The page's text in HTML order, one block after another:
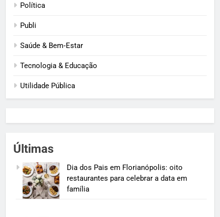
Política
Publi
Saúde & Bem‑Estar
Tecnologia & Educação
Utilidade Pública
Últimas
Dia dos Pais em Florianópolis: oito
restaurantes para celebrar a data em
família